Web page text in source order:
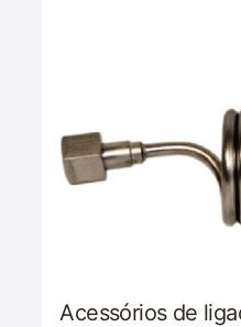
Acessórios de